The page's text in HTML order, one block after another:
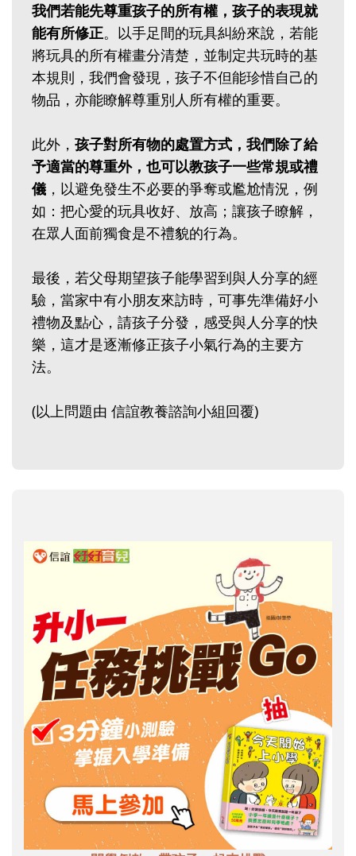
我們若能先尊重孩子的所有權，孩子的表現就
能有所修正。以手足間的玩具糾紛來說，若能
將玩具的所有權畫分清楚，並制定共玩時的基
本規則，我們會發現，孩子不但能珍惜自己的
物品，亦能瞭解尊重別人所有權的重要。
此外， 孩子對所有物的處置方式，我們除了給
予適當的尊重外，也可以教孩子一些常規或禮
儀 ，以避免發生不必要的爭奪或尷尬情況，例
如：把心愛的玩具收好、放高；讓孩子瞭解，
在眾人面前獨食是不禮貌的行為。
最後，若父母期望孩子能學習到與人分享的經
驗，當家中有小朋友來訪時，可事先準備好小
禮物及點心，請孩子分發，感受與人分享的快
樂，這才是逐漸修正孩子小氣行為的主要方
法。
(以上問題由 信誼教養諮詢小組回覆)